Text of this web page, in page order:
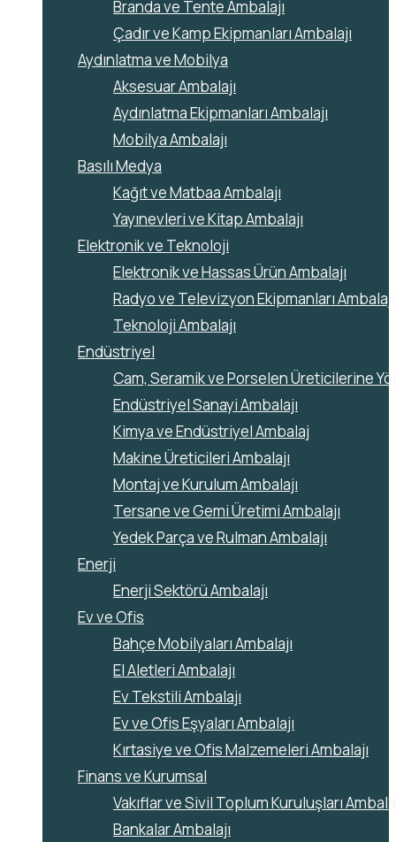
Branda ve Tente Ambalajı
Çadır ve Kamp Ekipmanları Ambalajı
Aydınlatma ve Mobilya
Aksesuar Ambalajı
Aydınlatma Ekipmanları Ambalajı
Mobilya Ambalajı
Basılı Medya
Kağıt ve Matbaa Ambalajı
Yayınevleri ve Kitap Ambalajı
Elektronik ve Teknoloji
Elektronik ve Hassas Ürün Ambalajı
Radyo ve Televizyon Ekipmanları Ambalajı
Teknoloji Ambalajı
Endüstriyel
Cam, Seramik ve Porselen Üreticilerine
Endüstriyel Sanayi Ambalajı
Kimya ve Endüstriyel Ambalaj
Makine Üreticileri Ambalajı
Montaj ve Kurulum Ambalajı
Tersane ve Gemi Üretimi Ambalajı
Yedek Parça ve Rulman Ambalajı
Enerji
Enerji Sektörü Ambalajı
Ev ve Ofis
Bahçe Mobilyaları Ambalajı
El Aletleri Ambalajı
Ev Tekstili Ambalajı
Ev ve Ofis Eşyaları Ambalajı
Kırtasiye ve Ofis Malzemeleri Ambalajı
Finans ve Kurumsal
Vakıflar ve Sivil Toplum Kuruluşları
Bankalar Ambalajı